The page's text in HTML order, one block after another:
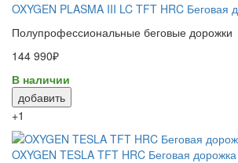
OXYGEN PLASMA III LC TFT HRC Беговая
Полупрофессиональные беговые дорожки
144 990₽
В наличии
добавить
+1
OXYGEN TESLA TFT HRC Беговая дорожка